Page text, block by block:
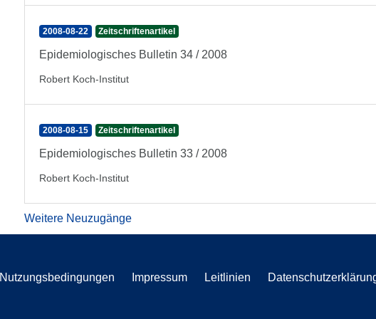
2008-08-22 Zeitschriftenartikel
Epidemiologisches Bulletin 34 / 2008
Robert Koch-Institut
2008-08-15 Zeitschriftenartikel
Epidemiologisches Bulletin 33 / 2008
Robert Koch-Institut
Weitere Neuzugänge
Nutzungsbedingungen Impressum Leitlinien